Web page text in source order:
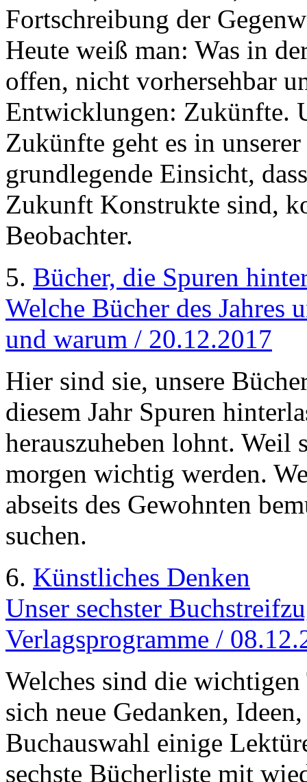
Fortschreibung der
Heute weiß man: Was in
offen, nicht vorhersehbar
Entwicklungen: Zukünfte.
Zukünfte geht es in
grundlegende Einsicht,
Zukunft Konstrukte sind,
Beobachter.
5. Bücher, die Spuren
Welche Bücher des Jahres
und warum / 20.12.2017
Hier sind sie, unsere
diesem Jahr Spuren
herauszuheben lohnt. Weil
morgen wichtig werden.
abseits des Gewohnten
suchen.
6. Künstliches Denken
Unser sechster
Verlagsprogramme /
Welches sind die
sich neue Gedanken,
Buchauswahl einige
sechste Bücherliste mit